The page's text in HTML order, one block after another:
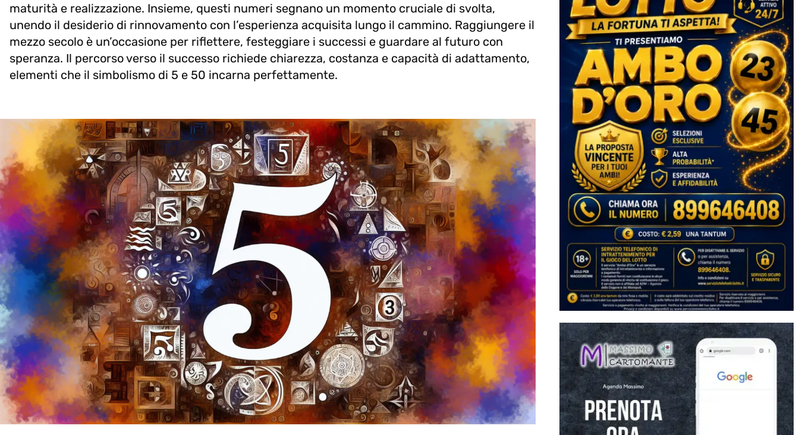
maturità e realizzazione. Insieme, questi numeri segnano un momento cruciale di svolta,
unendo il desiderio di rinnovamento con l’esperienza acquisita lungo il cammino. Raggiungere il
mezzo secolo è un’occasione per riflettere, festeggiare i successi e guardare al futuro con
speranza. Il percorso verso il successo richiede chiarezza, costanza e capacità di adattamento,
elementi che il simbolismo di 5 e 50 incarna perfettamente.